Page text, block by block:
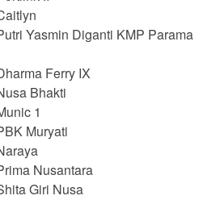
Yasmin Diganti KMP Parama
Ferry IX
Bhakti
1
Muryati
Nusantara
Giri Nusa